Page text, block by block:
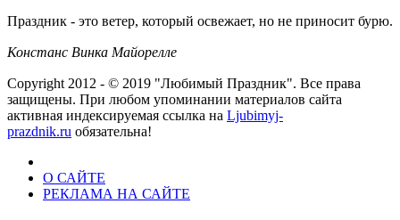
Праздник - это ветер, который освежает, но не приносит бурю.
Констанс Винка Майорелле
Copyright 2012 - © 2019 "Любимый Праздник". Все права
защищены. При любом упоминании материалов сайта
активная индексируемая ссылка на Ljubimyj-
prazdnik.ru обязательна!
О САЙТЕ
РЕКЛАМА НА САЙТЕ